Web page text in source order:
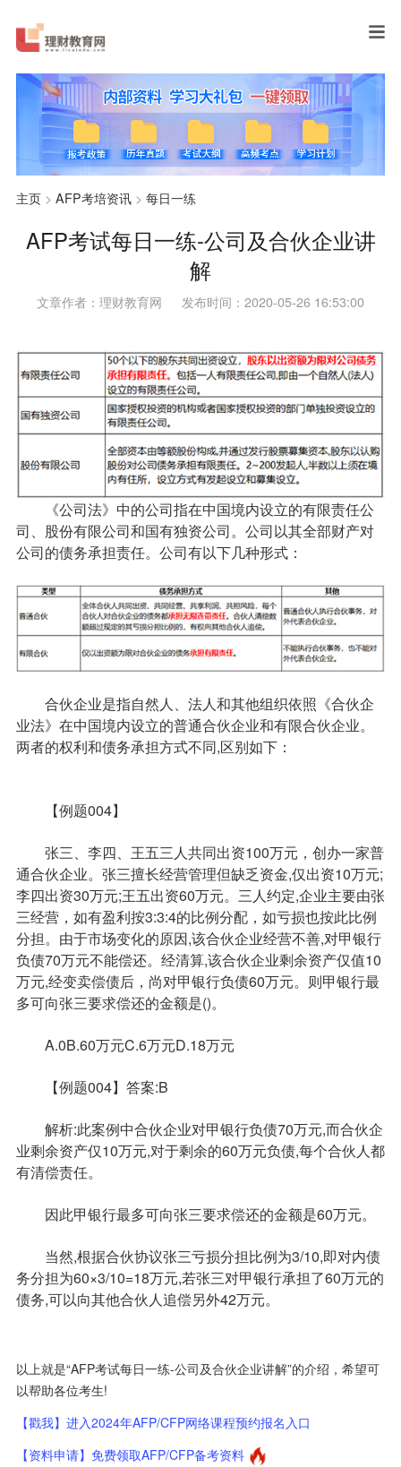
主页> AFP考培资讯> 每日一练
AFP考试每日一练-公司及合伙企业讲
解
文章作者：理财教育网 发布时间：2020-05-26 16:53:00
《公司法》中的公司指在中国境内设立的有限责任公
司、股份有限公司和国有独资公司。公司以其全部财产对
公司的债务承担责任。公司有以下几种形式：
合伙企业是指自然人、法人和其他组织依照《合伙企
业法》在中国境内设立的普通合伙企业和有限合伙企业。
两者的权利和债务承担方式不同,区别如下：
【例题004】
张三、李四、王五三人共同出资100万元，创办一家普
通合伙企业。张三擅长经营管理但缺乏资金,仅出资10万元;
李四出资30万元;王五出资60万元。三人约定,企业主要由张
三经营，如有盈利按3:3:4的比例分配，如亏损也按此比例
分担。由于市场变化的原因,该合伙企业经营不善,对甲银行
负债70万元不能偿还。经清算,该合伙企业剩余资产仅值10
万元,经变卖偿债后，尚对甲银行负债60万元。则甲银行最
多可向张三要求偿还的金额是()。
A.0B.60万元C.6万元D.18万元
【例题004】答案:B
解析:此案例中合伙企业对甲银行负债70万元,而合伙企
业剩余资产仅10万元,对于剩余的60万元负债,每个合伙人都
有清偿责任。
因此甲银行最多可向张三要求偿还的金额是60万元。
当然,根据合伙协议张三亏损分担比例为3/10,即对内债
务分担为60×3/10=18万元,若张三对甲银行承担了60万元的
债务,可以向其他合伙人追偿另外42万元。
以上就是“AFP考试每日一练-公司及合伙企业讲解”的介绍，希望可
以帮助各位考生!
【戳我】进入2024年AFP/CFP网络课程预约报名入口
【资料申请】免费领取AFP/CFP备考资料